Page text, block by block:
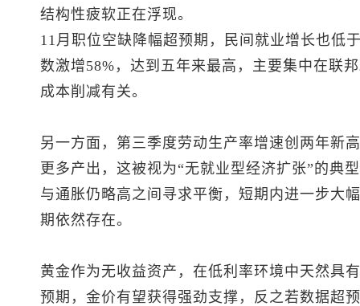
结构性疲软正在浮现。
11月职位空缺降幅超预期，民间就业增长也低
数激增58%，达到五年来最高，主要集中在联
成本削减有关。
另一方面，第三季度劳动生产率增速创两年新
更多产出，这被视为“无就业型经济扩张”的典
与通胀仍略高之间寻求平衡，短期内进一步大
期依然存在。
黄金作为无收益资产，在低利率环境中天然具
预期，金价有望获得强劲支撑，反之若数据超